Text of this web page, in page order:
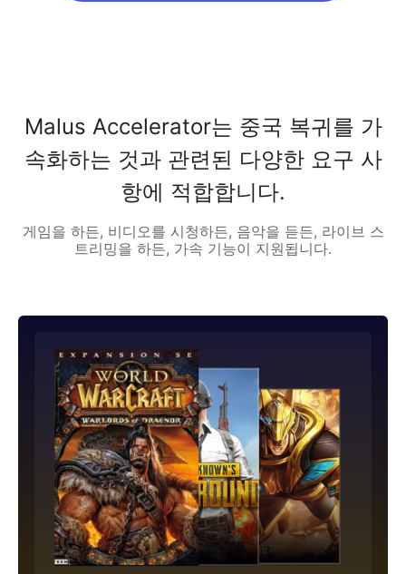
Malus Accelerator는 중국 복귀를 가
속화하는 것과 관련된 다양한 요구 사
항에 적합합니다.
게임을 하든, 비디오를 시청하든, 음악을 듣든, 라이브 스
트리밍을 하든, 가속 기능이 지원됩니다.